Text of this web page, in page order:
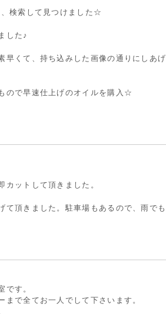
検索して見つけました☆
した♪
早くて、持ち込みした画像の通りにしあげ
ので早速仕上げのオイルを購入☆
ットして頂きました。
頂きました。駐車場もあるので、雨でも
です。
で全てお一人でして下さいます。